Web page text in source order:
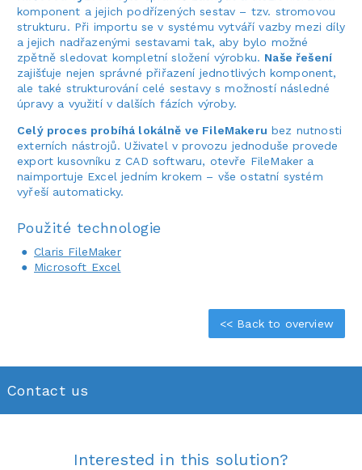
komponent a jejich podřízených sestav – tzv. stromovou
strukturu. Při importu se v systému vytváří vazby mezi díly
a jejich nadřazenými sestavami tak, aby bylo možné
zpětně sledovat kompletní složení výrobku. Naše řešení
zajišťuje nejen správné přiřazení jednotlivých komponent,
ale také strukturování celé sestavy s možností následné
úpravy a využití v dalších fázích výroby.
Celý proces probíhá lokálně ve FileMakeru bez nutnosti
externích nástrojů. Uživatel v provozu jednoduše provede
export kusovníku z CAD softwaru, otevře FileMaker a
naimportuje Excel jedním krokem – vše ostatní systém
vyřeší automaticky.
Použité technologie
Claris FileMaker
Microsoft Excel
<< Back to overview
Contact us
Interested in this solution?